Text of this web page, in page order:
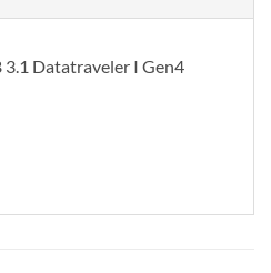
Datatraveler I Gen4